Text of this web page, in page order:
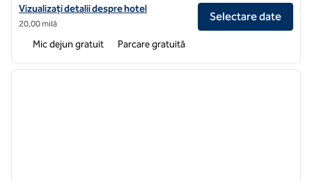
Vizualizați detaliile hotelului pentru Hampton by Hilton Corby/
Vizualizați detalii despre hotel
20,00 milă
Selectare date
Mic dejun gratuit Parcare gratuită
1 din 12